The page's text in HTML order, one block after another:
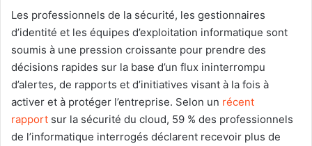
Les professionnels de la sécurité, les gestionnaires
d’identité et les équipes d’exploitation informatique sont
soumis à une pression croissante pour prendre des
décisions rapides sur la base d’un flux ininterrompu
d’alertes, de rapports et d’initiatives visant à la fois à
activer et à protéger l’entreprise. Selon un récent
rapport sur la sécurité du cloud, 59 % des professionnels
de l’informatique interrogés déclarent recevoir plus de